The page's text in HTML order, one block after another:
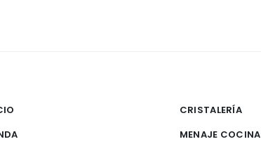
CRISTALERÍA
MENAJE COCINA